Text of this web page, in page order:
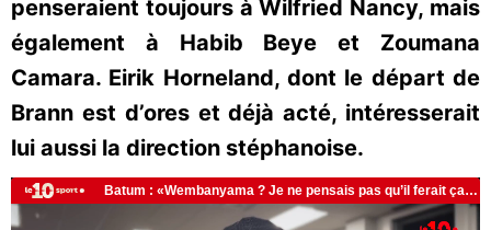
penseraient toujours à Wilfried Nancy, mais
également à Habib Beye et Zoumana
Camara. Eirik Horneland, dont le départ de
Brann est d’ores et déjà acté, intéresserait
lui aussi la direction stéphanoise.